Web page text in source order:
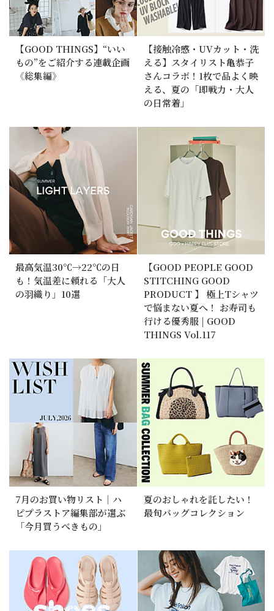
【GOOD THINGS】“いい
もの”をご紹介する連載企画
《総集編》
【接触冷感・UVカット・洗
える】スタイリスト亀恭子
さんコラボ！1枚で品よく映
える、夏の「即戦力・大人
の日常着」
最高気温30℃→22℃の日
も！気温差に頼れる「大人
の羽織り」10選
【GOOD PEOPLE GOOD
STITCHING GOOD
PRODUCT 】 極上Tシャツ
で悩まない夏へ！ お寿司も
行ける優秀服 | GOOD
THINGS Vol.117
7月のお買い物リスト｜ハ
ピプラストア編集部が選ぶ
「今月買うべきもの」
夏のおしゃれを託したい！
最旬バッグコレクション